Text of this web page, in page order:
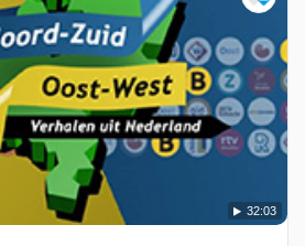
32:03